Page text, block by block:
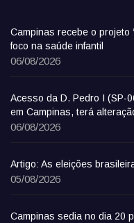
Campinas recebe o projeto
foco na saúde infantil
06/08/2026
Acesso da D. Pedro I (SP-
em Campinas, terá
06/08/2026
Artigo: As eleições
05/08/2026
Campinas sedia no dia 20